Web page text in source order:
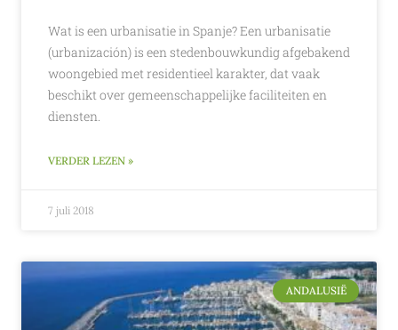
Wat is een urbanisatie in Spanje? Een urbanisatie
(urbanización) is een stedenbouwkundig afgebakend
woongebied met residentieel karakter, dat vaak
beschikt over gemeenschappelijke faciliteiten en
diensten.
VERDER LEZEN »
7 juli 2018
ANDALUSIË